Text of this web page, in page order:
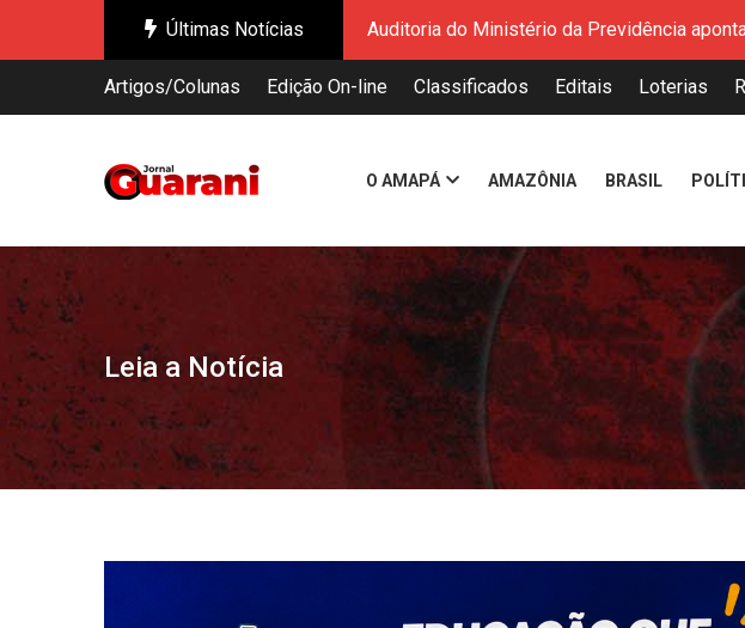
Últimas Notícias
Governo do Amapá realiza a entrega de
Governo do Estado amplia programa
Enquanto o mundo disputa petróleo, o
Ação do Governo do Amapá reforça
Auditoria do Ministério da Previdência
Governo do Amapá realiza a entrega de
Governo do Estado amplia programa
Enquanto o mundo disputa petróleo, o
Governo Federal apresenta resultados do
Novo Shiploader: Operação marca avanço
Ação do Governo do Amapá reforça
Artigos/Colunas Edição On-line Classificados Editais Loterias
O AMAPÁ AMAZÔNIA BRASIL
Leia a Notícia